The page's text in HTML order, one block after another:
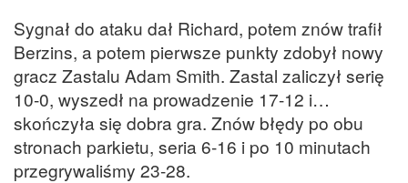
Sygnał do ataku dał Richard, potem znów trafił
Berzins, a potem pierwsze punkty zdobył nowy
gracz Zastalu Adam Smith. Zastal zaliczył serię
10-0, wyszedł na prowadzenie 17-12 i…
skończyła się dobra gra. Znów błędy po obu
stronach parkietu, seria 6-16 i po 10 minutach
przegrywaliśmy 23-28.